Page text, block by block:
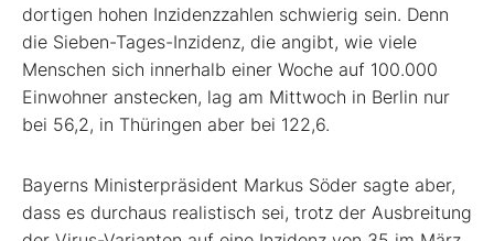
dortigen hohen Inzidenzzahlen schwierig sein. Denn
die Sieben-Tages-Inzidenz, die angibt, wie viele
Menschen sich innerhalb einer Woche auf 100.000
Einwohner anstecken, lag am Mittwoch in Berlin nur
bei 56,2, in Thüringen aber bei 122,6.
Bayerns Ministerpräsident Markus Söder sagte aber,
dass es durchaus realistisch sei, trotz der Ausbreitung